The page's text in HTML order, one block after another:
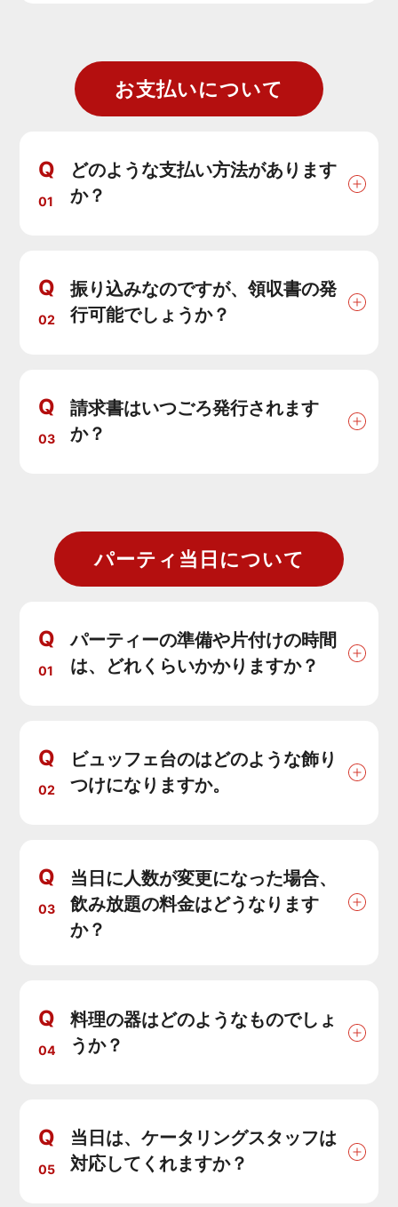
お支払いについて
Q
01
どのような支払い方法があります
か？
Q
02
振り込みなのですが、領収書の発
行可能でしょうか？
Q
03
請求書はいつごろ発行されます
か？
パーティ当日について
Q
01
パーティーの準備や片付けの時間
は、どれくらいかかりますか？
Q
02
ビュッフェ台のはどのような飾り
つけになりますか。
Q
03
当日に人数が変更になった場合、
飲み放題の料金はどうなります
か？
Q
04
料理の器はどのようなものでしょ
うか？
Q
05
当日は、ケータリングスタッフは
対応してくれますか？